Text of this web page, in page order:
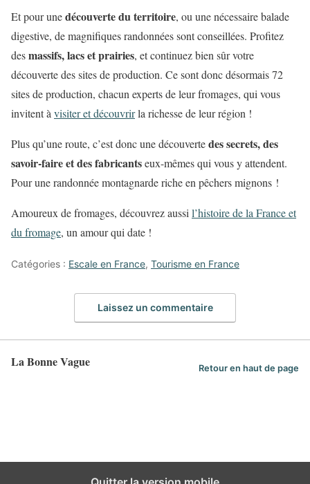
Et pour unedécouverte du territoire, ou une nécessaire balade
digestive, de magnifiques randonnées sont conseillées. Profitez
desmassifs, lacs et prairies, et continuez bien sûr votre
découverte des sites de production. Ce sont donc désormais 72
sites de production, chacun experts de leur fromages, qui vous
invitent àvisiter et découvrirla richesse de leur région !
Plus qu’une route, c’est donc une découvertedes secrets, des
savoir-faire et des fabricantseux-mêmes qui vous y attendent.
Pour une randonnée montagnarde riche en pêchers mignons !
Amoureux de fromages, découvrez aussil’histoire de la France et
du fromage, un amour qui date !
Catégories : Escale en France, Tourisme en France
Laissez un commentaire
La Bonne Vague Retour en haut de page